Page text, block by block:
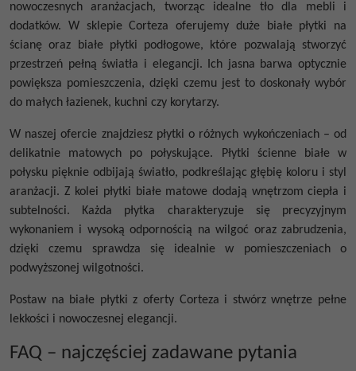
nowoczesnych aranżacjach, tworząc idealne tło dla mebli i
dodatków. W sklepie Corteza oferujemy duże białe płytki na
ścianę oraz białe płytki podłogowe, które pozwalają stworzyć
przestrzeń pełną światła i elegancji. Ich jasna barwa optycznie
powiększa pomieszczenia, dzięki czemu jest to doskonały wybór
do małych łazienek, kuchni czy korytarzy.
W naszej ofercie znajdziesz płytki o różnych wykończeniach – od
delikatnie matowych po połyskujące.
Płytki ścienne białe w
połysku pięknie odbijają światło, podkreślając głębię koloru i styl
aranżacji. Z kolei płytki białe matowe dodają wnętrzom ciepła i
subtelności. Każda płytka charakteryzuje się precyzyjnym
wykonaniem i wysoką odpornością na wilgoć oraz zabrudzenia,
dzięki czemu sprawdza się idealnie w pomieszczeniach o
podwyższonej wilgotności.
Postaw na białe płytki z oferty Corteza i stwórz wnętrze pełne
lekkości i nowoczesnej elegancji.
FAQ – najczęściej zadawane pytania